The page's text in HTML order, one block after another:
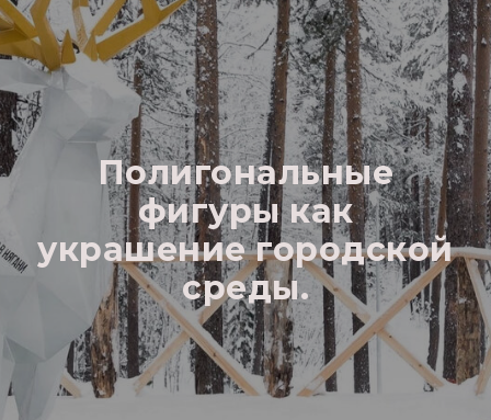
Полигональные
фигуры как
украшение городской
среды.